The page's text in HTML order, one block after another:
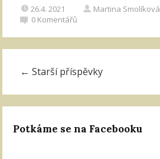
26.4. 2021 Martina Smolíková
0 Komentářů
← Starší příspěvky
Potkáme se na Facebooku